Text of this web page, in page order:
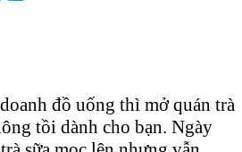
đồ uống thì mở quán trà
tồi dành cho bạn. Ngày